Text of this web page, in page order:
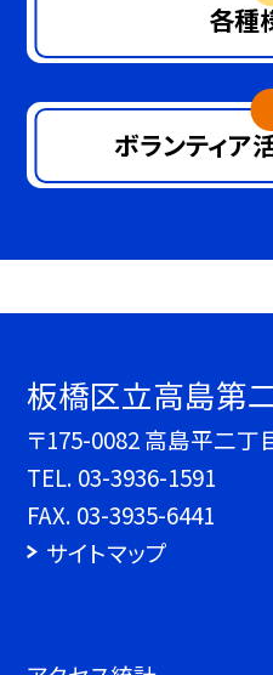
各種
ボランティア
板橋区立高島第
〒175-0082 高島平二丁
TEL. 03-3936-1591
FAX. 03-3935-6441
サイトマップ